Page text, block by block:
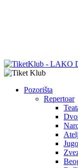
Pozorišta
Repertoar